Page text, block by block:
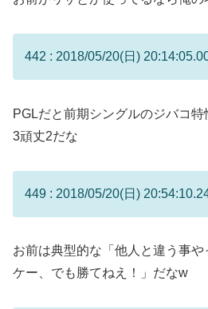
442 : 2018/05/20(日)
PGLだと前期シングルのジバコ
3頑丈2だな
449 : 2018/05/20(日)
お前は典型的な「他人と違う事
ケー、でも勝てねえ！」だなw